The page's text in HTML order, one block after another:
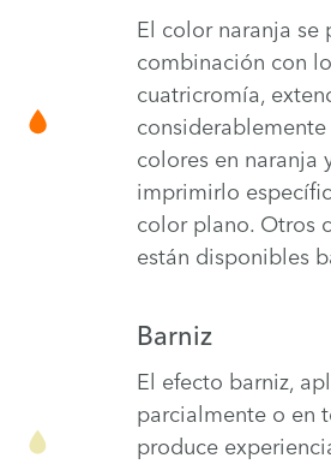
El color naranja se
combinación con
cuatricromía,
colores en naranja
imprimirlo
color plano. Otros
están disponibles
Barniz
El efecto barniz,
parcialmente o en
produce